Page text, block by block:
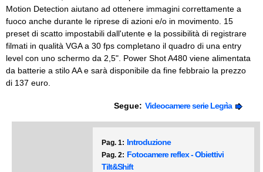
Motion Detection aiutano ad ottenere immagini correttamente a
fuoco anche durante le riprese di azioni e/o in movimento. 15
preset di scatto impostabili dall'utente e la possibilità di registrare
filmati in qualità VGA a 30 fps completano il quadro di una entry
level con uno schermo da 2,5". Power Shot A480 viene alimentata
da batterie a stilo AA e sarà disponibile da fine febbraio la prezzo
di 137 euro.
Segue: Videocamere serie Legrìa
Pag. 1: Introduzione
Pag. 2: Fotocamere reflex - Obiettivi
Tilt&Shift